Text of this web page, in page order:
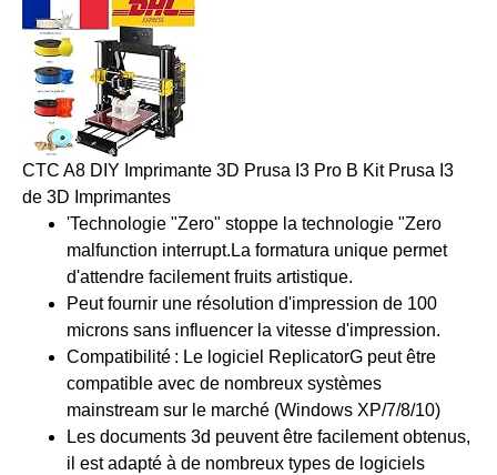
CTC A8 DIY Imprimante 3D Prusa I3 Pro B Kit Prusa I3
de 3D Imprimantes
'Technologie "Zero" stoppe la technologie "Zero
malfunction interrupt.La formatura unique permet
d'attendre facilement fruits artistique.
Peut fournir une résolution d'impression de 100
microns sans influencer la vitesse d'impression.
Compatibilité : Le logiciel ReplicatorG peut être
compatible avec de nombreux systèmes
mainstream sur le marché (Windows XP/7/8/10)
Les documents 3d peuvent être facilement obtenus,
il est adapté à de nombreux types de logiciels